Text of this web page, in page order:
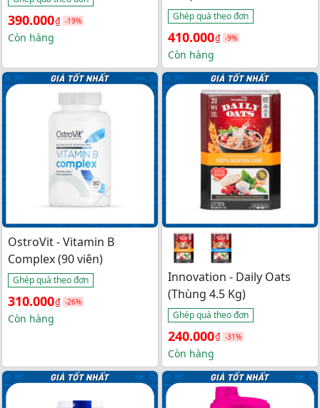
Giá
gốc
480.000₫.
390.000₫
Giá
hiện
là:
390.000₫.
-19%
Còn hàng
Ghép quà theo đơn
Giá
gốc
là:
450.000₫.
410.000₫
Giá
hiện
tại
là:
410.000₫.
-9%
Còn hàng
OstroVit - Vitamin B
Complex (90 viên)
Ghép quà theo đơn
Giá
gốc
310.000₫
Giá
hiện
310.000₫.
-26%
Còn hàng
Innovation - Daily Oats
(Thùng 4.5 Kg)
Ghép quà theo đơn
Giá
gốc
là:
350.000₫.
240.000₫
Giá
hiện
tại
là:
-31%
Còn hàng